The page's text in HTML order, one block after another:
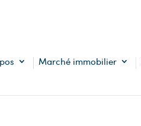
Marché immobilier